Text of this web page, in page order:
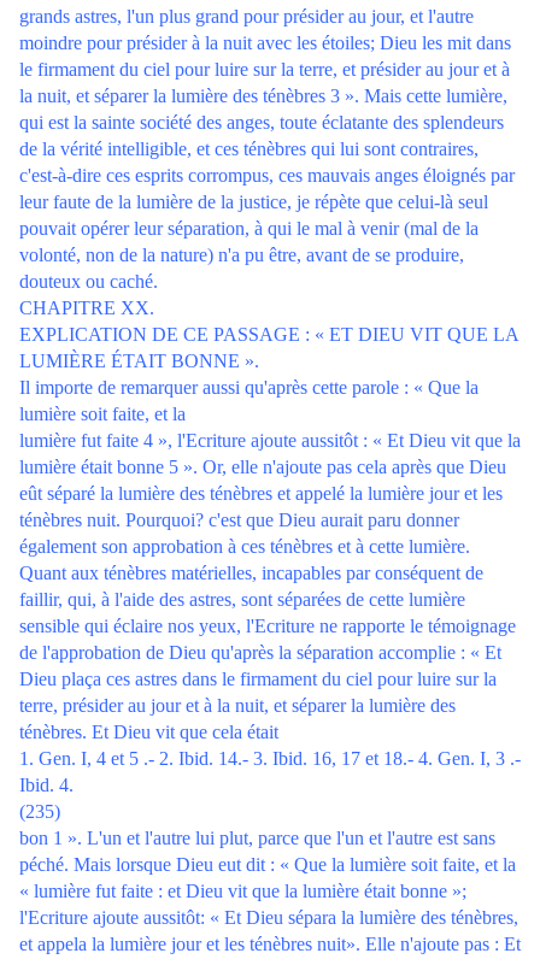
grands astres, l'un plus grand pour présider au jour, et l'autre
moindre pour présider à la nuit avec les étoiles; Dieu les mit dans
le firmament du ciel pour luire sur la terre, et présider au jour et à
la nuit, et séparer la lumière des ténèbres 3 ». Mais cette lumière,
qui est la sainte société des anges, toute éclatante des splendeurs
de la vérité intelligible, et ces ténèbres qui lui sont contraires,
c'est-à-dire ces esprits corrompus, ces mauvais anges éloignés par
leur faute de la lumière de la justice, je répète que celui-là seul
pouvait opérer leur séparation, à qui le mal à venir (mal de la
volonté, non de la nature) n'a pu être, avant de se produire,
douteux ou caché.
CHAPITRE XX.
EXPLICATION DE CE PASSAGE : « ET DIEU VIT QUE LA
LUMIÈRE ÉTAIT BONNE ».
Il importe de remarquer aussi qu'après cette parole : « Que la
lumière soit faite, et la
lumière fut faite 4 », l'Ecriture ajoute aussitôt : « Et Dieu vit que la
lumière était bonne 5 ». Or, elle n'ajoute pas cela après que Dieu
eût séparé la lumière des ténèbres et appelé la lumière jour et les
ténèbres nuit. Pourquoi? c'est que Dieu aurait paru donner
également son approbation à ces ténèbres et à cette lumière.
Quant aux ténèbres matérielles, incapables par conséquent de
faillir, qui, à l'aide des astres, sont séparées de cette lumière
sensible qui éclaire nos yeux, l'Ecriture ne rapporte le témoignage
de l'approbation de Dieu qu'après la séparation accomplie : « Et
Dieu plaça ces astres dans le firmament du ciel pour luire sur la
terre, présider au jour et à la nuit, et séparer la lumière des
ténèbres. Et Dieu vit que cela était
1. Gen. I, 4 et 5 .- 2. Ibid. 14.- 3. Ibid. 16, 17 et 18.- 4. Gen. I, 3 .-
Ibid. 4.
(235)
bon 1 ». L'un et l'autre lui plut, parce que l'un et l'autre est sans
péché. Mais lorsque Dieu eut dit : « Que la lumière soit faite, et la
« lumière fut faite : et Dieu vit que la lumière était bonne »;
l'Ecriture ajoute aussitôt: « Et Dieu sépara la lumière des ténèbres,
et appela la lumière jour et les ténèbres nuit». Elle n'ajoute pas : Et